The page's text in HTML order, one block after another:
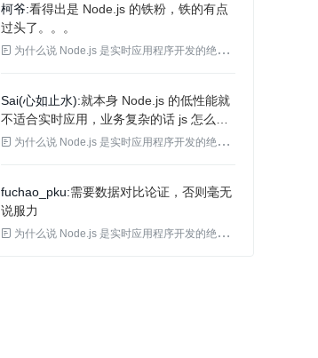
柯爷 看得出是 Node.js 的铁粉，铁的有点
过头了。。。
 为什么说 Node.js 是实时应用程序开发的绝佳选择
Sai(心如止水) 就本身 Node.js 的低性能就
不适合实时应用，业务复杂的话 js 怎么可
能胜过 Java. 业务不是只有 helloworld 的.
 为什么说 Node.js 是实时应用程序开发的绝佳选择
fuchao_pku 需要数据对比论证，否则毫无
说服力
 为什么说 Node.js 是实时应用程序开发的绝佳选择